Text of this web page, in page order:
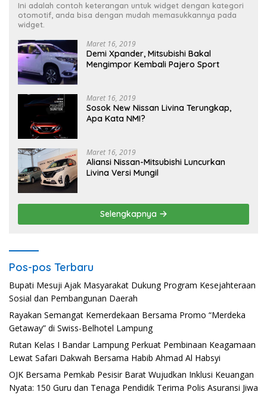
Ini adalah contoh keterangan untuk widget dengan kategori
otomotif, anda bisa dengan mudah memasukkannya pada
widget.
Maret 16, 2019
Demi Xpander, Mitsubishi Bakal
Mengimpor Kembali Pajero Sport
Maret 16, 2019
Sosok New Nissan Livina Terungkap,
Apa Kata NMI?
Maret 16, 2019
Aliansi Nissan-Mitsubishi Luncurkan
Livina Versi Mungil
Selengkapnya
Pos-pos Terbaru
Bupati Mesuji Ajak Masyarakat Dukung Program Kesejahteraan
Sosial dan Pembangunan Daerah
Rayakan Semangat Kemerdekaan Bersama Promo “Merdeka
Getaway” di Swiss-Belhotel Lampung
Rutan Kelas I Bandar Lampung Perkuat Pembinaan Keagamaan
Lewat Safari Dakwah Bersama Habib Ahmad Al Habsyi
OJK Bersama Pemkab Pesisir Barat Wujudkan Inklusi Keuangan
Nyata: 150 Guru dan Tenaga Pendidik Terima Polis Asuransi Jiwa